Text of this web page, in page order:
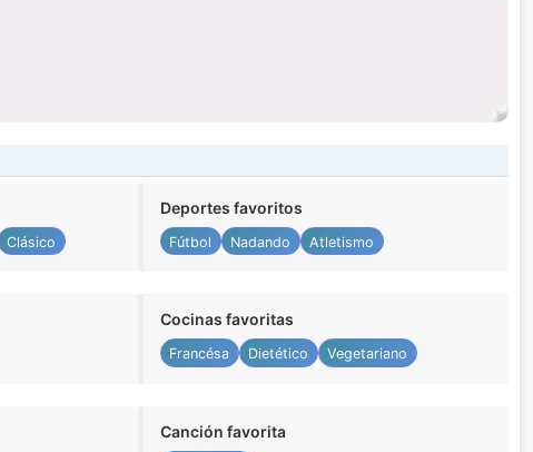
Clásico
Deportes favoritos
Fútbol Nadando Atletismo
Cocinas favoritas
Francésa Dietético Vegetariano
Canción favorita